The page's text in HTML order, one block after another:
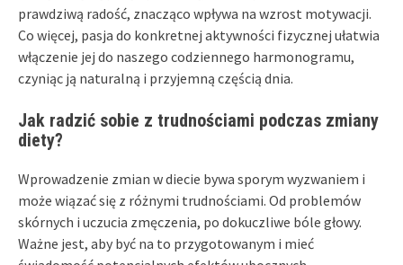
prawdziwą radość, znacząco wpływa na wzrost motywacji.
Co więcej, pasja do konkretnej aktywności fizycznej ułatwia
włączenie jej do naszego codziennego harmonogramu,
czyniąc ją naturalną i przyjemną częścią dnia.
Jak radzić sobie z trudnościami podczas zmiany
diety?
Wprowadzenie zmian w diecie bywa sporym wyzwaniem i
może wiązać się z różnymi trudnościami. Od problemów
skórnych i uczucia zmęczenia, po dokuczliwe bóle głowy.
Ważne jest, aby być na to przygotowanym i mieć